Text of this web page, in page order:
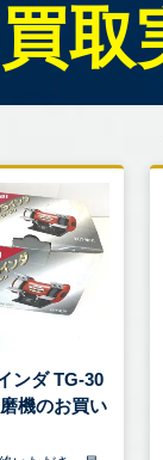
買取
ンダ TG-30
機のお買い